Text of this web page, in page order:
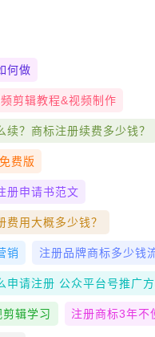
何做
剪辑教程&视频制‪作‬
续？商标注册续费多少钱？
费版
册申请书范文
费用大概多少钱？
销 注册品牌商标多少钱
申请注册 公众平台号推广
剪辑学习 注册商标3年不